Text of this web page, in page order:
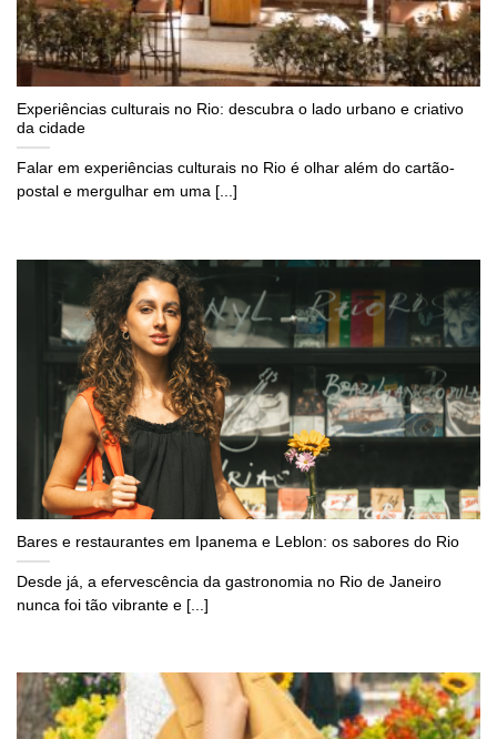
Experiências culturais no Rio: descubra o lado urbano e criativo
da cidade
Falar em experiências culturais no Rio é olhar além do cartão-
postal e mergulhar em uma [...]
Bares e restaurantes em Ipanema e Leblon: os sabores do Rio
Desde já, a efervescência da gastronomia no Rio de Janeiro
nunca foi tão vibrante e [...]